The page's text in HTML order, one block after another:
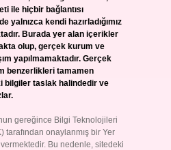
ile hiçbir bağlantısı
yalnızca kendi hazırladığımız
Burada yer alan içerikler
olup, gerçek kurum ve
yapılmamaktadır. Gerçek
benzerlikleri tamamen
bilgiler taslak halindedir ve
gereğince Bilgi Teknolojileri
tarafından onaylanmış bir Yer
Bu nedenle, sitedeki